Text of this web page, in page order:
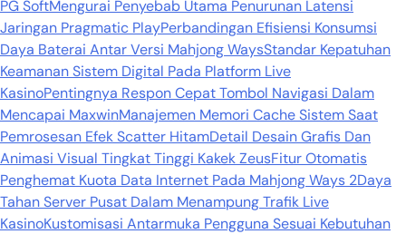
PG SoftMengurai Penyebab Utama Penurunan Latensi
Jaringan Pragmatic PlayPerbandingan Efisiensi Konsumsi
Daya Baterai Antar Versi Mahjong WaysStandar Kepatuhan
Keamanan Sistem Digital Pada Platform Live
KasinoPentingnya Respon Cepat Tombol Navigasi Dalam
Mencapai MaxwinManajemen Memori Cache Sistem Saat
Pemrosesan Efek Scatter HitamDetail Desain Grafis Dan
Animasi Visual Tingkat Tinggi Kakek ZeusFitur Otomatis
Penghemat Kuota Data Internet Pada Mahjong Ways 2Daya
Tahan Server Pusat Dalam Menampung Trafik Live
KasinoKustomisasi Antarmuka Pengguna Sesuai Kebutuhan